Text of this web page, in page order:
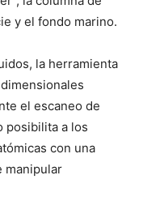
y el fondo marino.
la herramienta
el escaneo de
posibilita a los
con una
manipular